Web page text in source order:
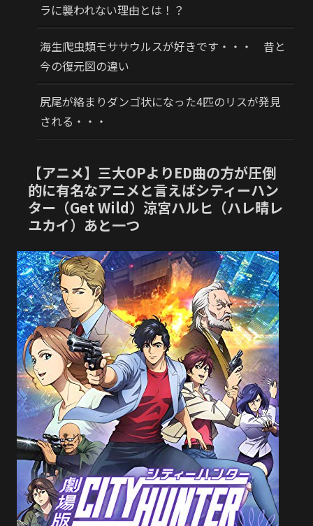
ラに襲われない理由とは！？
海生爬虫類モササウルスが好きです・・・ 昔と
今の復元図の違い
尻尾が絡まりダンゴ状になった4匹のリスが発見
される・・・
【アニメ】三大OPよりED曲の方が圧倒
的に有名なアニメと言えばシティーハン
ター（Get Wild）涼宮ハルヒ（ハレ晴レ
ユカイ）あと一つ